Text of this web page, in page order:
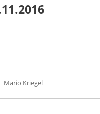
Mario Kriegel